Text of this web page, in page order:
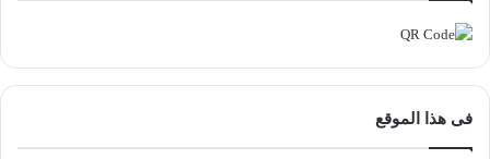
فى هذا الموقع